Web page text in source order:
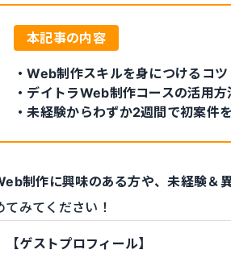
本記事の内容
・Web制作スキルを身につけるコツ
・デイトラWeb制作コースの活用
・未経験からわずか2週間で初案件
制作に興味のある方や、未経験＆
てみてください！
【ゲストプロフィール】